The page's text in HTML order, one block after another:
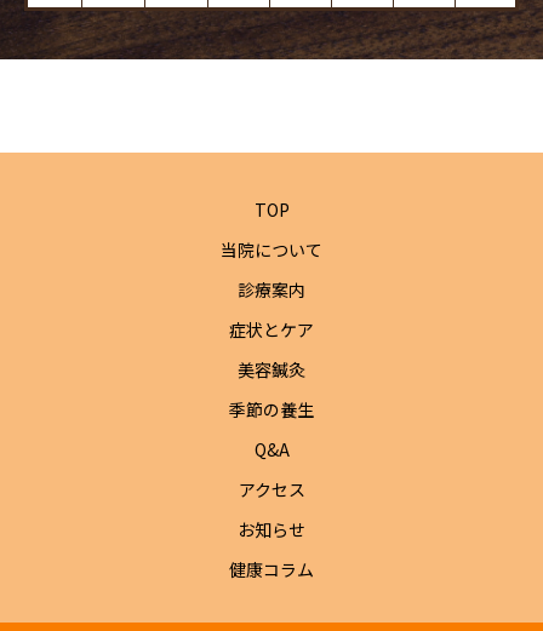
TOP
当院について
診療案内
症状とケア
美容鍼灸
季節の養生
Q&A
アクセス
お知らせ
健康コラム